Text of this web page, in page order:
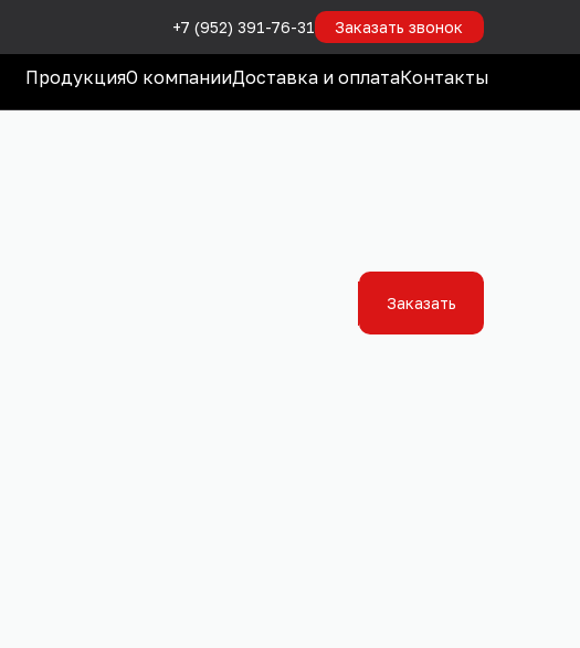
+7 (952) 391-76-31 Заказать звонок
ПродукцияО компанииДоставка и оплатаКонтакты
Заказать